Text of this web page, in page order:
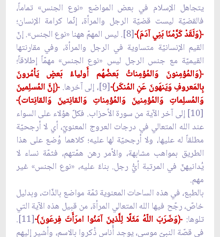
يتجاهل الإسلام في بعض المواضع «نوع الجنس» تماماً،
فالقضيّة ليست قضيّة الرجل والمرأة، إنّما كرامة الإنسان؛
﴿وَلَقَدْ كَرَّمْنَا بَنِي آدَمَ﴾ [8]. ليس المهمّ ههنا «نوع الجنس». إنّ
القيم الإنسانيّة متساوية في الرجل والمرأة، وفي مقارنتها
القيميّة مع جنس الرجل ليس «نوع الجنس» مهمّاً إطلاقاً؛
﴿وَالمُؤمِنونَ وَالمُؤمِناتُ بَعضُهُم أَولياءُ بَعضٍ يَأمُرونَ
بِالمَعروفِ وَيَنهَونَ عَنِ المُنكَر﴾[9]، إلى آخرها. ﴿إِنَّ المُسلِمينَ
وَالمُسلِماتِ وَالمُؤمِنينَ وَالمُؤمِناتِ وَالقانِتينَ وَالقانِتات﴾
[10] إلى آخر الآية من سورة الأحزاب. فكلّ هؤلاء على السواء
عند الله المتعالي في درجات العروج المعنويّ، أي لا أرجحيّة
مطلقاً له عليها، ولا أرجحيّة لها عليه؛ كلاهما وُضع على هذا
الطريق بمواهب مشابهة، والأمر رهن همّتهم، فثمّة نساء لا
يُدانيهنّ في المرتبة أيُّ رجل. بناءً عليه، «نوع الجنس» غير
مهم.
بالطبع، في هذه الساحات المعنوية ثمّة مواضع بالذّات، وبدليل
خاصّ، رجّح فيها الله المتعالي المرأة، من قبيل هذه الآية التي
تلوها: ﴿وَضَرَبَ اللّهُ مَثَلًا لِلَّذينَ آمَنُوا امرَأَتَ فِرعَونَ﴾
[11].
في قصّة النبيّ موسى، يوجد أُناس ذُكروا بالاسم، وأشير إليهم